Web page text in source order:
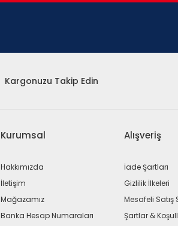
Kargonuzu Takip Edin
Kurumsal
Hakkımızda
İletişim
Mağazamız
Banka Hesap Numaraları
Alışveriş
İade Şartları
Gizlilik İlkeleri
Mesafeli Satış
Şartlar &